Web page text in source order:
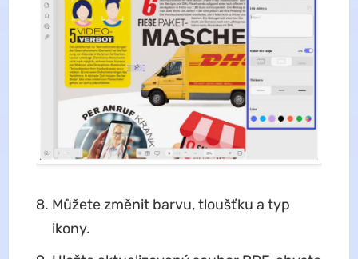
Můžete změnit barvu, tloušťku a typ
ikony.